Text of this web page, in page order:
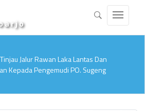
Jalur Rawan Laka Lantas Dan
Kepada Pengemudi PO. Sugeng